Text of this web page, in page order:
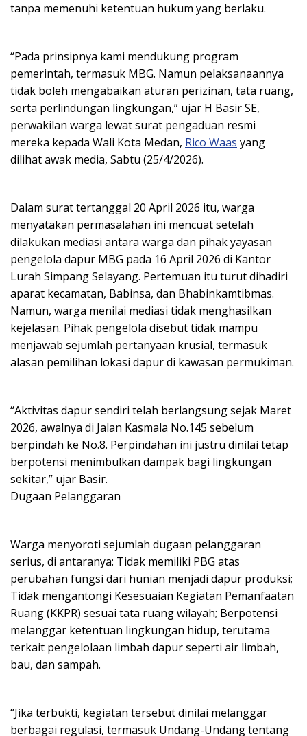
tanpa memenuhi ketentuan hukum yang berlaku.
“Pada prinsipnya kami mendukung program
pemerintah, termasuk MBG. Namun pelaksanaannya
tidak boleh mengabaikan aturan perizinan, tata ruang,
serta perlindungan lingkungan,” ujar H Basir SE,
perwakilan warga lewat surat pengaduan resmi
mereka kepada Wali Kota Medan, Rico Waas yang
dilihat awak media, Sabtu (25/4/2026).
Dalam surat tertanggal 20 April 2026 itu, warga
menyatakan permasalahan ini mencuat setelah
dilakukan mediasi antara warga dan pihak yayasan
pengelola dapur MBG pada 16 April 2026 di Kantor
Lurah Simpang Selayang. Pertemuan itu turut dihadiri
aparat kecamatan, Babinsa, dan Bhabinkamtibmas.
Namun, warga menilai mediasi tidak menghasilkan
kejelasan. Pihak pengelola disebut tidak mampu
menjawab sejumlah pertanyaan krusial, termasuk
alasan pemilihan lokasi dapur di kawasan permukiman.
“Aktivitas dapur sendiri telah berlangsung sejak Maret
2026, awalnya di Jalan Kasmala No.145 sebelum
berpindah ke No.8. Perpindahan ini justru dinilai tetap
berpotensi menimbulkan dampak bagi lingkungan
sekitar,” ujar Basir.
Dugaan Pelanggaran
Warga menyoroti sejumlah dugaan pelanggaran
serius, di antaranya: Tidak memiliki PBG atas
perubahan fungsi dari hunian menjadi dapur produksi;
Tidak mengantongi Kesesuaian Kegiatan Pemanfaatan
Ruang (KKPR) sesuai tata ruang wilayah; Berpotensi
melanggar ketentuan lingkungan hidup, terutama
terkait pengelolaan limbah dapur seperti air limbah,
bau, dan sampah.
“Jika terbukti, kegiatan tersebut dinilai melanggar
berbagai regulasi, termasuk Undang-Undang tentang